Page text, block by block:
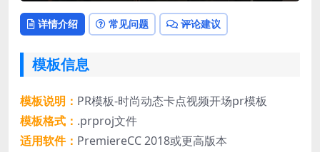
详情介绍 常见问题 评论建议
模板信息
模板说明： PR模板-时尚动态卡点视频开场pr模板
模板格式： .prproj文件
适用软件： PremiereCC 2018或更高版本